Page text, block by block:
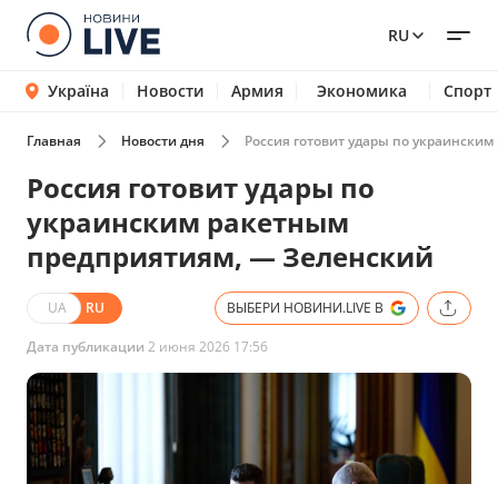
RU
Україна Новости Армия Экономика Спорт
Главная Новости дня Россия готовит удары по
Россия готовит удары по
украинским ракетным
предприятиям, — Зеленский
UA RU ВЫБЕРИ НОВИНИ.LIVE В
Дата публикации 2 июня 2026 17:56